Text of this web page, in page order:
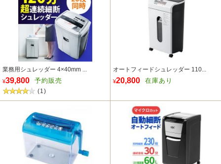
業務用シュレッダー 4×40mm ...
¥39,800 予約販売
(1)
オートフィードシュレッダー 110...
¥20,800 在庫あり